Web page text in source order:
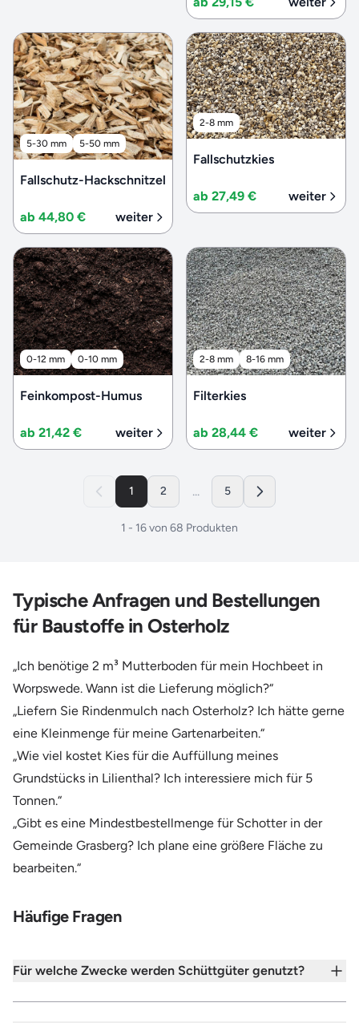
5-30 mm 5-50 mm
Fallschutz-Hackschnitzel
ab 44,80 € weiter
2-8 mm
Fallschutzkies
ab 27,49 € weiter
0-12 mm 0-10 mm
Feinkompost-Humus
ab 21,42 € weiter
2-8 mm 8-16 mm
Filterkies
ab 28,44 € weiter
1 2 ... 5
1 - 16von 68 Produkten
Typische Anfragen und Bestellungen
für Baustoffe in Osterholz
„Ich benötige 2 m³ Mutterboden für mein Hochbeet in
Worpswede. Wann ist die Lieferung möglich?“
„Liefern Sie Rindenmulch nach Osterholz? Ich hätte gerne
eine Kleinmenge für meine Gartenarbeiten.“
„Wie viel kostet Kies für die Auffüllung meines
Grundstücks in Lilienthal? Ich interessiere mich für 5
Tonnen.“
„Gibt es eine Mindestbestellmenge für Schotter in der
Gemeinde Grasberg? Ich plane eine größere Fläche zu
bearbeiten.“
Häufige Fragen
Für welche Zwecke werden Schüttgüter genutzt?